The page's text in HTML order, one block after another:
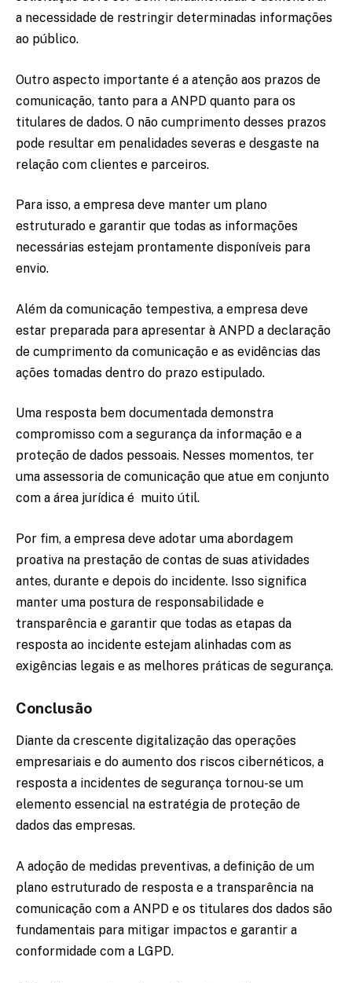
a necessidade de restringir determinadas informações
ao público.
Outro aspecto importante é a atenção aos prazos de
comunicação, tanto para a ANPD quanto para os
titulares de dados. O não cumprimento desses prazos
pode resultar em penalidades severas e desgaste na
relação com clientes e parceiros.
Para isso, a empresa deve manter um plano
estruturado e garantir que todas as informações
necessárias estejam prontamente disponíveis para
envio.
Além da comunicação tempestiva, a empresa deve
estar preparada para apresentar à ANPD a declaração
de cumprimento da comunicação e as evidências das
ações tomadas dentro do prazo estipulado.
Uma resposta bem documentada demonstra
compromisso com a segurança da informação e a
proteção de dados pessoais. Nesses momentos, ter
uma assessoria de comunicação que atue em conjunto
com a área jurídica é muito útil.
Por fim, a empresa deve adotar uma abordagem
proativa na prestação de contas de suas atividades
antes, durante e depois do incidente. Isso significa
manter uma postura de responsabilidade e
transparência e garantir que todas as etapas da
resposta ao incidente estejam alinhadas com as
exigências legais e as melhores práticas de segurança.
Conclusão
Diante da crescente digitalização das operações
empresariais e do aumento dos riscos cibernéticos, a
resposta a incidentes de segurança tornou-se um
elemento essencial na estratégia de proteção de
dados das empresas.
A adoção de medidas preventivas, a definição de um
plano estruturado de resposta e a transparência na
comunicação com a ANPD e os titulares dos dados são
fundamentais para mitigar impactos e garantir a
conformidade com a LGPD.